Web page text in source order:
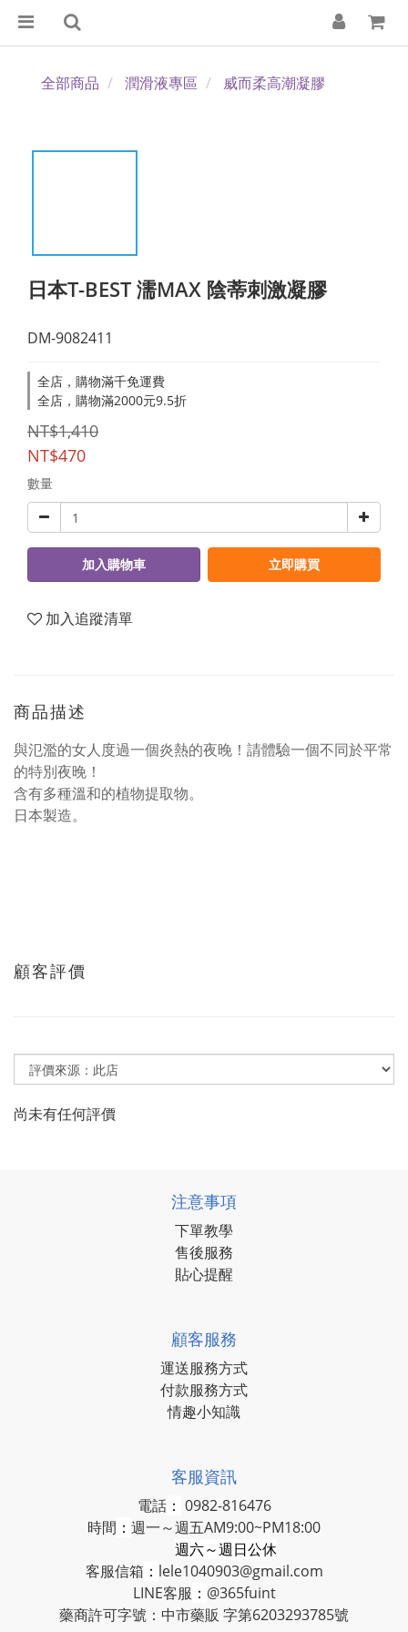
全部商品 潤滑液專區 威而柔高潮凝膠
日本T-BEST 濡MAX 陰蒂刺激凝膠
DM-9082411
全店，購物滿千免運費
全店，購物滿2000元9.5折
NT$1,410
NT$470
數量
加入購物車 立即購買
加入追蹤清單
商品描述
與氾濫的女人度過一個炎熱的夜晚！請體驗一個不同於平常
的特別夜晚！
含有多種溫和的植物提取物。
日本製造。
顧客評價
尚未有任何評價
注意事項
下單教學
售後服務
貼心提醒
顧客服務
運送服務方式
付款服務方式
情趣小知識
客服資訊
電話： 0982-816476
時間 ： 週一～週五AM9:00~PM18:00
週六～週日公休
客服信箱 ： lele1040903@gmail.com
LINE客服 ： @365fuint
藥商許可字號：中市藥販 字第6203293785號